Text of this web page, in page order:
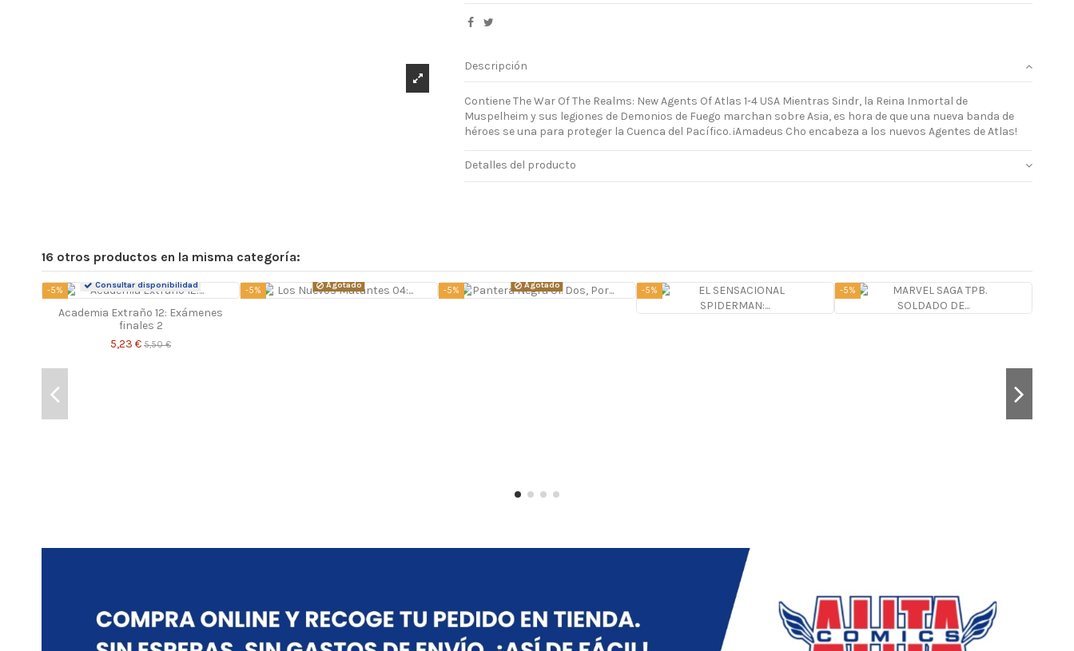
Descripción
Contiene The War Of The Realms: New Agents Of Atlas 1-4 USA Mientras Sindr, la Reina Inmortal de
Muspelheim y sus legiones de Demonios de Fuego marchan sobre Asia, es hora de que una nueva banda de
héroes se una para proteger la Cuenca del Pacífico. ¡Amadeus Cho encabeza a los nuevos Agentes de Atlas!
Detalles del producto
16 otros productos en la misma categoría:
-5% Consultar disponibilidad
Academia Extraño 12: Exámenes
finales 2
5,23 € 5,50 €
-5% Agotado -5% Agotado -5% -5%